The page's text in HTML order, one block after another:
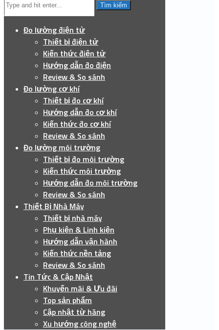
Tìm kiếm
Đo lường điện tử
Thiết bị điện tử
Kiến thức điện tử
Hướng dẫn đo điện
Review & So sánh
Đo lường cơ khí
Thiết bị đo cơ khí
Hướng dẫn đo cơ khí
Kiến thức đo cơ khí
Review & So sánh
Đo lường môi trường
Thiết bị đo môi trường
Kiến thức môi trường
Hướng dẫn đo môi trường
Review & So sánh
Thiết Bị Nhà Máy
Thiết bị nhà máy
Phụ kiện & Linh kiện
Hướng dẫn vận hành
Kiến thức nền tảng
Review & So sánh
Tin Tức & Cập Nhật
Khuyến mãi & Ưu đãi
Top sản phẩm
Cập nhật từ hãng
Xu hướng công nghệ